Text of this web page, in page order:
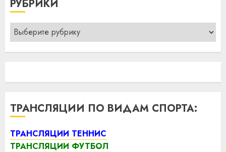
РУБРИКИ
Рубрики
ТРАНСЛЯЦИИ ПО ВИДАМ СПОРТА:
ТРАНСЛЯЦИИ ТЕННИС
ТРАНСЛЯЦИИ ФУТБОЛ